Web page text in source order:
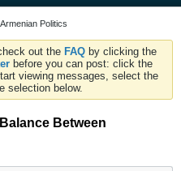
Armenian Politics
out the FAQ by clicking the
before you can post: click the
viewing messages, select the
selection below.
Between